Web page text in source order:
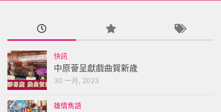
快訊
中原薈呈獻戲曲賀新歲
30 一月, 2023
雄情雋語